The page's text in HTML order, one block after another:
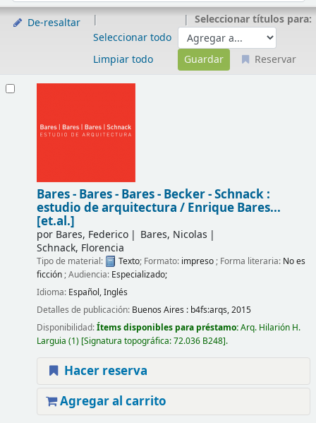
De-resaltar
Seleccionar todo
Limpiar todo
Seleccionar títulos para:
Reservar
Bares - Bares - Bares - Becker - Schnack :
estudio de arquitectura / Enrique Bares...
[et.al.]
por Bares, Federico
Bares, Nicolas
Schnack, Florencia
Tipo de material: Texto; Formato: impreso ; Forma literaria: No es
ficción ; Audiencia: Especializado;
Idioma: Español,Inglés
Detalles de publicación: Buenos Aires : b4fs:arqs,2015
Disponibilidad:Ítems disponibles para préstamo:Arq. Hilarión H.
Larguia (1) Signatura topográfica:72.036 B248 .
Hacer reserva
Agregar al carrito